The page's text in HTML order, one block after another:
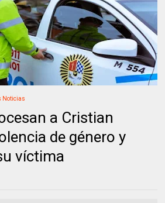
Noticias
a Cristian
de género y
víctima